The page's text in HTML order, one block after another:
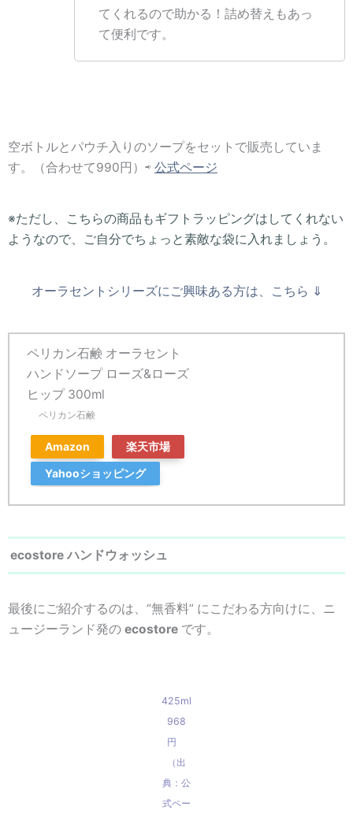
てくれるので助かる！詰め替えもあっ
て便利です。
空ボトルとパウチ入りのソープをセットで販売していま
す。（合わせて990円）⇨ 公式ページ
※ただし、こちらの商品もギフトラッピングはしてくれない
ようなので、ご自分でちょっと素敵な袋に入れましょう。
オーラセントシリーズにご興味ある方は、こちら ⇓
ペリカン石鹸 オーラセント
ハンドソープ ローズ&ローズ
ヒップ 300ml
ペリカン石鹸
Amazon
楽天市場
Yahooショッピング
ecostore ハンドウォッシュ
最後にご紹介するのは、 ”無香料” にこだわる方向けに、ニ
ュージーランド発の ecostore です。
425ml
968
円
（出
典：公
式ペー